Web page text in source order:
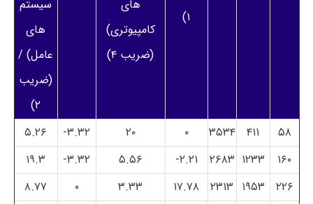
۱)
های
کامپیوتری)
(ضریب ۴)
سیستم
های
عامل) /
(ضریب
۲)
۵۸
۴۱۱ ۳۵۳۴ ۰ ۲۰ ۳.۳۲-
۵.۲۶
۱۶۰
۱۲۳۳ ۲۶۸۳ ۲.۲۱- ۵.۵۶ ۳.۳۲-
۱۹.۳
۲۲۶
۱۹۵۳ ۲۳۱۳ ۱۷.۷۸ ۳.۳۳ ۰
۸.۷۷